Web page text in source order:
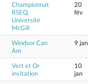
Championnat
RSEQ,
Université
McGill
20
fév
Windsor Can
Am
9 jan
Vert et Or
invitation
10
jan